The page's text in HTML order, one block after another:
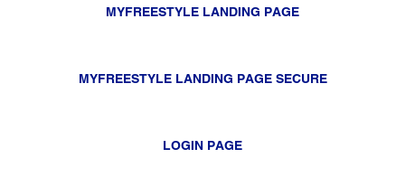
MYFREESTYLE LANDING PAGE
MYFREESTYLE LANDING PAGE SECURE
LOGIN PAGE